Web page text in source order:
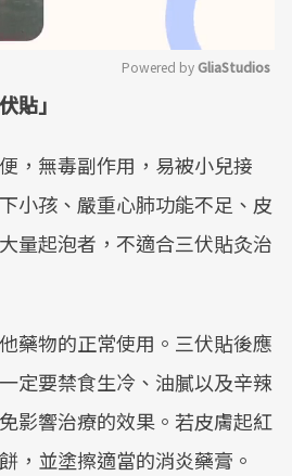
Powered by GliaStudios
貼」
，無毒副作用，易被小兒接
小孩、嚴重心肺功能不足、皮
量起泡者，不適合三伏貼灸治
藥物的正常使用。三伏貼後應
定要禁食生冷、油膩以及辛辣
影響治療的效果。若皮膚起紅
，並塗擦適當的消炎藥膏。